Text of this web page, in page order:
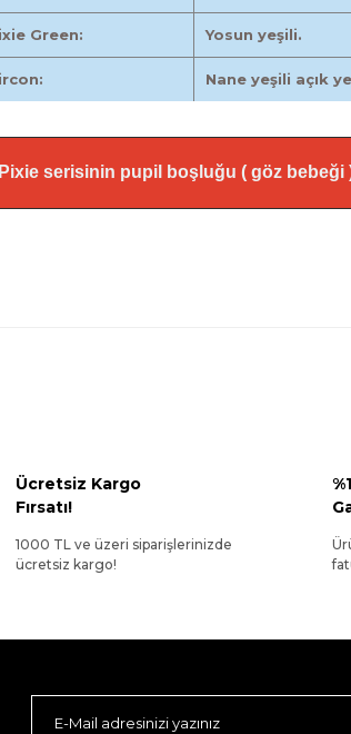
Green: Yosun yeşili.
Nane yeşili açık
serisinin pupil boşluğu ( göz
Ücretsiz Kargo
Fırsatı!
1000 TL ve üzeri siparişlerinizde
ücretsiz kargo!